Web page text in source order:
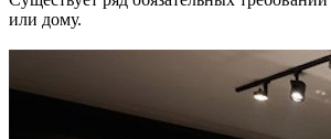
или дому.